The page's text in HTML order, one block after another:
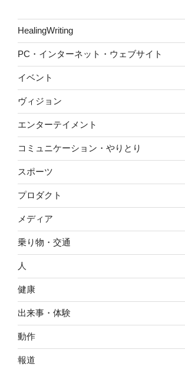
HealingWriting
PC・インターネット・ウェブサイト
イベント
ヴィジョン
エンターテイメント
コミュニケーション・やりとり
スポーツ
プロダクト
メディア
乗り物・交通
人
健康
出来事・体験
動作
報道